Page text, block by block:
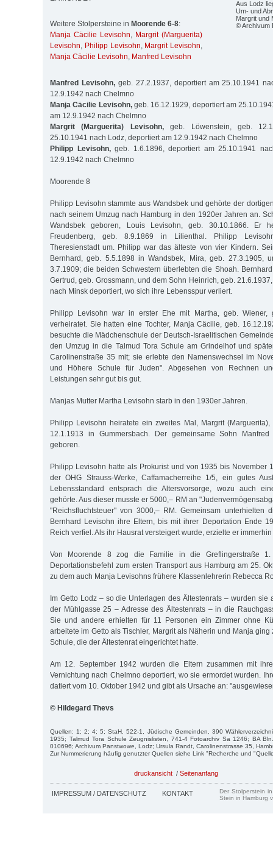
Aus Lodz
Um- und
Margrit und
© Archivum
Weitere Stolpersteine in Moorende 6-8:
Manja Cäcilie Levisohn, Margrit (Marguerita)
Levisohn, Philipp Levisohn, Margrit Levisohn,
Manja Cäcilie Levisohn, Manfred Levisohn
Manfred Levisohn,geb. 27.2.1937, deportiert am 25.10.1941
12.9.1942 nach Chelmno
Manja Cäcilie Levisohn,geb. 16.12.1929, deportiert am
am 12.9.1942 nach Chelmno
Margrit (Marguerita) Levisohn,geb. Löwenstein, geb.
25.10.1941 nach Lodz, deportiert am 12.9.1942 nach Chelmno
Philipp Levisohn,geb. 1.6.1896, deportiert am 25.10.1941
12.9.1942 nach Chelmno
Moorende 8
Philipp Levisohn stammte aus Wandsbek und gehörte der
nach seinem Umzug nach Hamburg in den 1920er Jahren an.
Wandsbek geboren, Louis Levisohn, geb. 30.10.1866. Er
Freudenberg, geb. 8.9.1869 in Lilienthal. Philipp
Theresienstadt um. Philipp war das älteste von vier Kindern.
Bernhard, geb. 5.5.1898 in Wandsbek, Mira, geb. 27.3.1905,
3.7.1909; die beiden Schwestern überlebten die Shoah.
Gertrud, geb. Grossmann, und dem Sohn Heinrich, geb.
nach Minsk deportiert, wo sich ihre Lebensspur verliert.
Philipp Levisohn war in erster Ehe mit Martha, geb. Wiener,
verheiratet. Sie hatten eine Tochter, Manja Cäcilie, geb.
besuchte die Mädchenschule der Deutsch-Israelitischen
den Umzug in die Talmud Tora Schule am Grindelhof und
Carolinenstraße 35 mit; sie erlebte den Namenswechsel im
und Höhere Schule für Juden". Abgesehen von Rechnen
Leistungen sehr gut bis gut.
Manjas Mutter Martha Levisohn starb in den 1930er Jahren.
Philipp Levisohn heiratete ein zweites Mal, Margrit
12.1.1913 in Gummersbach. Der gemeinsame Sohn
geboren.
Philipp Levisohn hatte als Prokurist und von 1935 bis November
der OHG Strauss-Werke, Caffamacherreihe 1/5, ein gutes
Lebensstandard entsprach die Altersvorsorge, wozu auch
gehörte. Aus dieser musste er 5000,– RM an
"Reichsfluchtsteuer" von 3000,– RM. Gemeinsam unterhielten
Bernhard Levisohn ihre Eltern, bis mit ihrer Deportation Ende
Reich verfiel. Als ihr Hausrat versteigert wurde, erzielte er
Von Moorende 8 zog die Familie in die Greflingerstraße
Deportationsbefehl zum ersten Transport aus Hamburg am 25.
zu dem auch Manja Levisohns frühere Klassenlehrerin Rebecca
Im Getto Lodz – so die Unterlagen des Ältestenrats – wurden sie
der Mühlgasse 25 – Adresse des Ältestenrats – in die
Sie und andere erhielten für 11 Personen ein Zimmer ohne
arbeitete im Getto als Tischler, Margrit als Näherin und Manja
Schule, die der Ältestenrat eingerichtet hatte.
Am 12. September 1942 wurden die Eltern zusammen mit
Vernichtung nach Chelmno deportiert, wo sie ermordet wurden.
datiert vom 10. Oktober 1942 und gibt als Ursache an:
© Hildegard Thevs
Quellen: 1; 2; 4; 5; StaH, 522-1, Jüdische Gemeinden, 390
1935; Talmud Tora Schule Zeugnislisten, 741-4 Fotoarchiv Sa 1246; BA
010696; Archivum Panstwowe, Lodz; Ursula Randt, Carolinenstrasse 35,
Zur Nummerierung häufig genutzter Quellen siehe Link "Recherche und
druckansicht / Seitenanfang
IMPRESSUM / DATENSCHUTZ KONTAKT
Der Stolperstein
Stein in Hamburg